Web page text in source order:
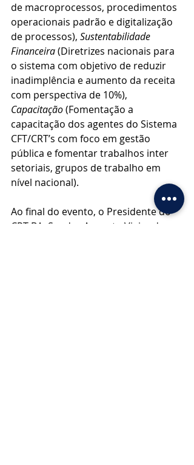
de macroprocessos, procedimentos
operacionais padrão e digitalização
de processos), Sustentabilidade
Financeira (Diretrizes nacionais para
o sistema com objetivo de reduzir
inadimplência e aumento da receita
com perspectiva de 10%),
Capacitação (Fomentação a
capacitação dos agentes do Sistema
CFT/CRT’s com foco em gestão
pública e fomentar trabalhos inter
setoriais, grupos de trabalho em
nível nacional).
Ao final do evento, o Presidente do
CRT-BA, Sandro Augusto Vieira da